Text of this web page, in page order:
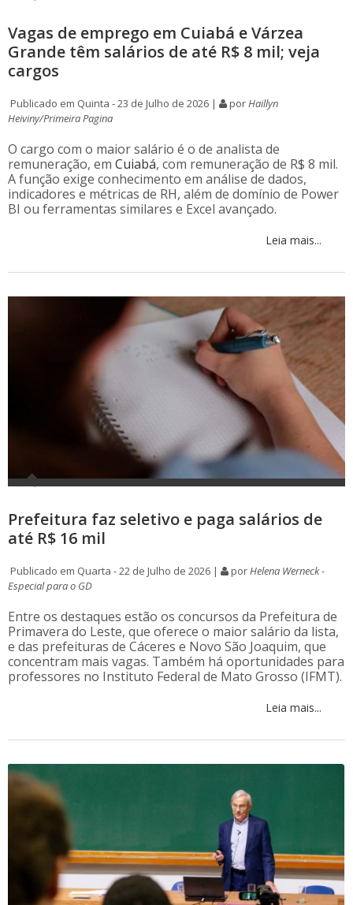
Vagas de emprego em Cuiabá e Várzea
Grande têm salários de até R$ 8 mil; veja
cargos
Publicado em Quinta - 23 de Julho de 2026 | porHaillyn
Heiviny/Primeira Pagina
O cargo com o maior salário é o de analista de
remuneração, em Cuiabá, com remuneração de R$ 8 mil.
A função exige conhecimento em análise de dados,
indicadores e métricas de RH, além de domínio de Power
BI ou ferramentas similares e Excel avançado.
Leia mais...
Prefeitura faz seletivo e paga salários de
até R$ 16 mil
Publicado em Quarta - 22 de Julho de 2026 | porHelena Werneck -
Especial para o GD
Entre os destaques estão os concursos da Prefeitura de
Primavera do Leste, que oferece o maior salário da lista,
e das prefeituras de Cáceres e Novo São Joaquim, que
concentram mais vagas. Também há oportunidades para
professores no Instituto Federal de Mato Grosso (IFMT).
Leia mais...